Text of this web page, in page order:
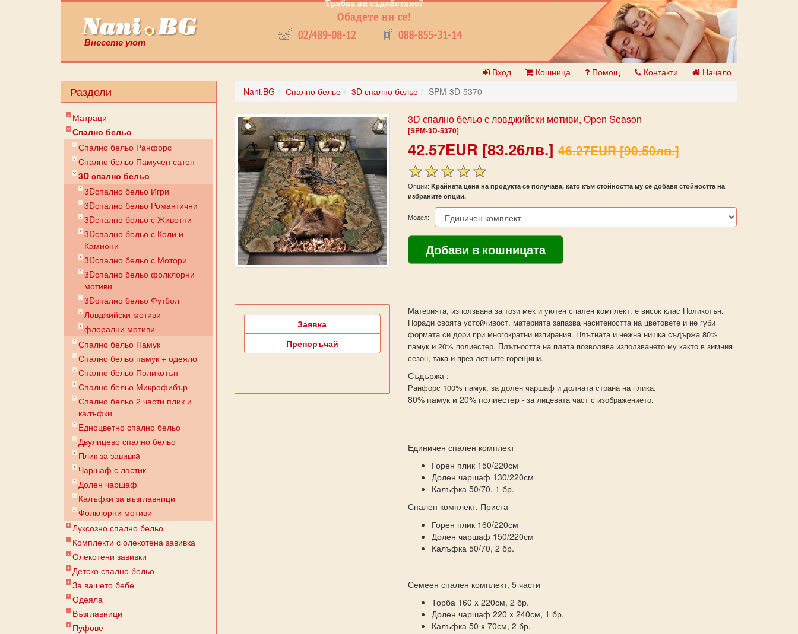
Внесете уют
Вход Кошница Помощ Контакти Начало
Раздели
Матраци
Спално бельо
Спално бельо Ранфорс
Спално бельо Памучен сатен
3D спално бельо
3Dспално бельо Игри
3Dспално бельо Романтични
3Dспално бельо с Животни
3Dспално бельо с Коли и
Камиони
3Dспално бельо с Мотори
3Dспално бельо фолклорни
мотиви
3Dспално бельо Футбол
Ловджийски мотиви
флорални мотиви
Спално бельо Памук
Спално бельо памук + одеяло
Спално бельо Поликотън
Спално бельо Микрофибър
Спално бельо 2 части плик и
калъфки
Eдноцветно спално бельо
Двулицево спално бельо
Плик за завивкa
Чаршаф с ластик
Долен чаршаф
Калъфки за възглавници
Фолклорни мотиви
Луксозно спално бельо
Комплекти с олекотена завивка
Олекотени завивки
Детско спално бельо
За вашето бебе
Одеяла
Възглавници
Пуфове
Nani.BG Спално бельо 3D спално бельо SPM-3D-5370
3D спално бельо с ловджийски мотиви, Open Season
[SPM-3D-5370]
42.57EUR [83.26лв.] 46.27EUR [90.50лв.]
Опции: Kрайната цена на продукта се получава, като към стойността му се добавя стойността на
избраните опции.
Модел:
Заявка
Препоръчай
Материята, използвана за този мек и уютен спален комплект, е висок клас Поликотън.
Поради своята устойчивост, материята запазва наситеността на цветовете и не губи
формата си дори при многократни изпирания. Плътната и нежна нишка съдържа 80%
памук и 20% полиестер. Плътността на плата позволява използването му както в зимния
сезон, така и през летните горещини.
Съдържа :
Ранфорс 100% памук, за долен чаршаф и долната страна на плика.
80% памук и 20% полиестер- за лицевата част с изображението.
Единичен спален комплект
Горен плик 150/220см
Долен чаршаф 130/220см
Калъфка 50/70, 1 бр.
Спален комплект, Приста
Горен плик 160/220см
Долен чаршаф 150/220см
Калъфка 50/70, 2 бр.
Семеен спален комплект, 5 части
Торба 160 x 220см, 2 бр.
Долен чаршаф 220 x 240см, 1 бр.
Калъфка 50 x 70см, 2 бр.